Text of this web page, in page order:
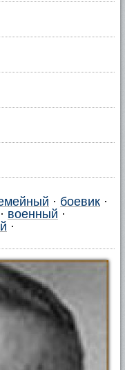
· боевик ·
· военный ·
·